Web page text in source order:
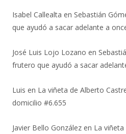
Isabel Callealta en Sebastián
que ayudó a sacar adelante a
José Luis Lojo Lozano en
frutero que ayudó a sacar
Luis en La viñeta de Alberto
domicilio #6.655
Javier Bello González en La